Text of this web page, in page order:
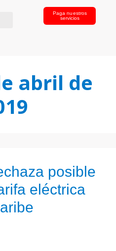
Paga nuestros
servicios
abril de
posible
eléctrica